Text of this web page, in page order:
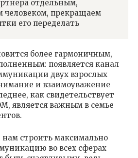
отдельным,
человеком, прекращаем
его переделать
более гармоничным,
появляется канал
двух взрослых
и взаимоуважение
как свидетельствует
является важным в семье
нам строить максимально
во всех сферах